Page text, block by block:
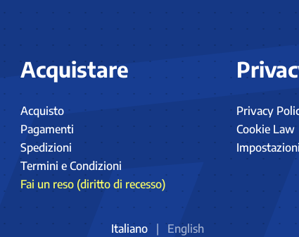
Acquistare
Acquisto
Pagamenti
Spedizioni
Termini e Condizioni
Fai un reso (diritto di recesso)
Privacy
Cookie Law
Impostazioni
Italiano English